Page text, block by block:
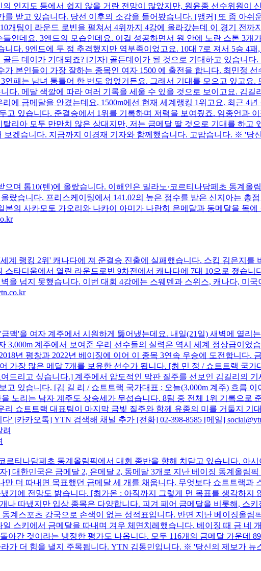
인지도 등에서 쉽지 않을 거란 전망이 많았지만, 원윤종 선수위원이
받고 있습니다. 당선 이후의 소감을 들어봤습니다. [앵커] 또 좀 아쉬
개팀이 라운드 로빈을 펼쳐서 4위까지 4강에 올라갔는데 이 경기 전까
인데요. 3엔드의 모습인데요. 이걸 성공하면서 원 안에 노란 스톤 3개
다. 9엔드에 두 점 추격했지만 역부족이었고요. 10대 7로 져서 5승 4
든 데이가 기대되죠? [기자] 골든데이가 될 것으로 기대하고 있습니
본인들이 가장 잘하는 종목인 여자 1500 에 출전을 합니다. 최민정 선
패는 남녀 통틀어 한 번도 없었거든요. 그래서 기대를 모으고 있고요.
다. 메달 색깔에 따라 여러 기록을 세울 수 있을 것으로 보이고요. 김길
에 금메달을 안겼는데요. 1500m에선 현재 세계랭킹 1위고요. 최근 4
고 있습니다. 준결승에서 1위를 기록하며 저력을 보여줬죠. 임종언과
리아 모두 만만치 않은 상대지만, 저는 금메달 딸 것으로 기대를 하고
겠습니다. 지금까지 이경재 기자와 함께했습니다. 고맙습니다. ※ '당
며 톱10(텐)에 올랐습니다. 이해인은 밀라노·코르티나담페초 동계올
랐습니다. 프리스케이팅에서 141.02의 높은 점수를 받은 신지아는 총
본의 사카모토 가오리와 나카이 아미가 나란히 은메달과 동메달을 목
계 랭킹 2위' 캐나다에 져 준결승 진출에 실패했습니다. 스킵 김은지를
타디움에서 열린 라운드로빈 9차전에서 캐나다에 7대 10으로 졌습니
을 넘지 못했습니다. 이번 대회 4강에는 스웨덴과 스위스, 캐나다, 미
맥'을 여자 계주에서 시원하게 뚫어냈는데요. 내일(21일) 새벽에 열리
3,000m 계주에서 보여준 우리 선수들의 실력은 역시 세계 정상급이었
년 평창과 2022년 베이징에 이어 이 종목 3연속 우승에 도전합니다.
가장 많은 메달 7개를 보유한 선수가 됩니다. [최 민 정 / 쇼트트랙 국
드리고 싶습니다.] 계주에서 압도적인 막판 질주를 선보인 김길리의
있습니다. [김 길 리 / 쇼트트랙 국가대표 : 오늘(3,000m 계주) 흐름
노리는 남자 계주도 상승세가 무섭습니다. 8팀 중 전체 1위 기록으로
쇼트트랙 대표팀이 마지막 금빛 질주와 함께 유종의 미를 거둘지 기
[카카오톡] YTN 검색해 채널 추가 [전화] 02-398-8585 [메일]
르티나담페초 동계올림픽에서 대회 종반을 향해 치닫고 있습니다. 아
대한민국은 금메달 2, 은메달 2, 동메달 3개로 지난 베이징 동계올림
만 더 따내면 목표했던 금메달 세 개를 채웁니다. 무엇보다 쇼트트랙과
기에 전망도 밝습니다. [최가온 : 아직까지 그렇게 먼 목표를 생각하지
나 따냈지만 입상 종목은 다양합니다. 피겨 페어 금메달을 비롯해, 스
계스포츠 강국으로 손색이 없는 성적표입니다. 반면 지난 베이징올림
스키에서 금메달을 따내며 겨우 체면치레했습니다. 베이징 때 금 네
아간 것이라는 냉정한 평가도 나옵니다. 모두 116개의 금메달 가운데
가 더 힘을 낼지 주목됩니다. YTN 김동민입니다. ※ '당신의 제보가